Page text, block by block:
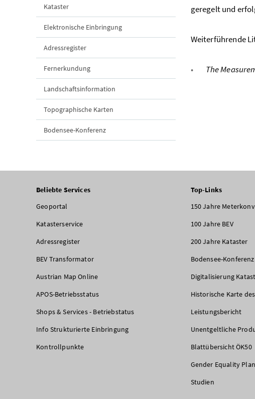
Kataster
Elektronische Einbringung
Adressregister
Fernerkundung
Landschaftsinformation
Topographische Karten
Bodensee-Konferenz
geregelt und
Weiterführende
The
Beliebte Services
Geoportal
Katasterservice
Adressregister
BEV Transformator
Austrian Map Online
APOS-Betriebsstatus
Shops & Services - Betriebstatus
Info Strukturierte Einbringung
Kontrollpunkte
Top-Links
150 Jahre
100 Jahre BEV
200 Jahre Kataster
Bodensee-Konferenz
Digitalisierung
Historische Karte
Leistungsbericht
Unentgeltliche
Blattübersicht ÖK50
Gender Equality Plan
Studien